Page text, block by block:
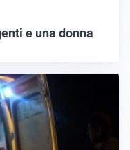
e una donna